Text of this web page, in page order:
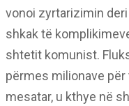
vonoi zyrtarizimin
shkak të
shtetit komunist.
përmes milionave
mesatar, u kthye në